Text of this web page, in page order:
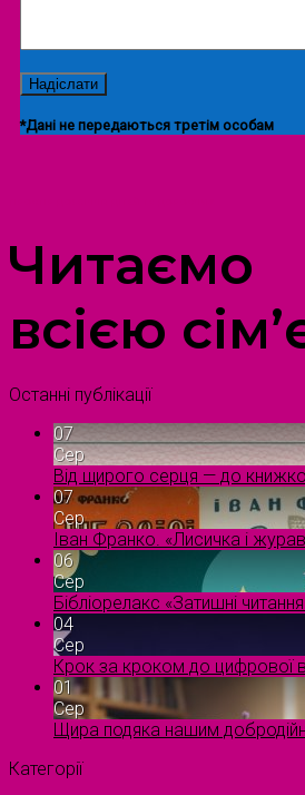
*Дані не передаються третім особам
Читаємо
всією
Останні публікації
07
Сер
Від щирого серця — до
07
Сер
Іван Франко. «Лисичка і
06
Сер
Бібліорелакс «Затишні
04
Сер
Крок за кроком до цифрової
01
Сер
Щира подяка нашим
Категорії